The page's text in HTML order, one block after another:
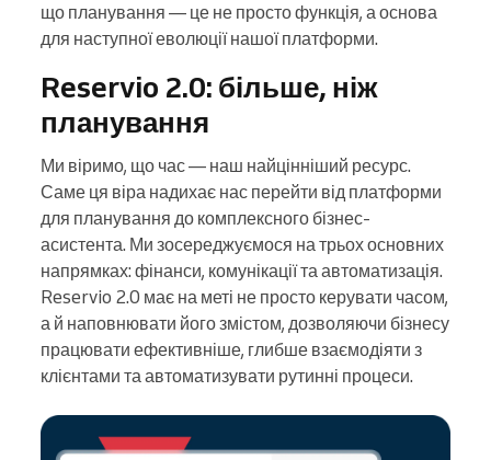
що планування — це не просто функція, а основа
для наступної еволюції нашої платформи.
Reservio 2.0: більше, ніж
планування
Ми віримо, що час — наш найцінніший ресурс.
Саме ця віра надихає нас перейти від платформи
для планування до комплексного бізнес-
асистента. Ми зосереджуємося на трьох основних
напрямках: фінанси, комунікації та автоматизація.
Reservio 2.0 має на меті не просто керувати часом,
а й наповнювати його змістом, дозволяючи бізнесу
працювати ефективніше, глибше взаємодіяти з
клієнтами та автоматизувати рутинні процеси.